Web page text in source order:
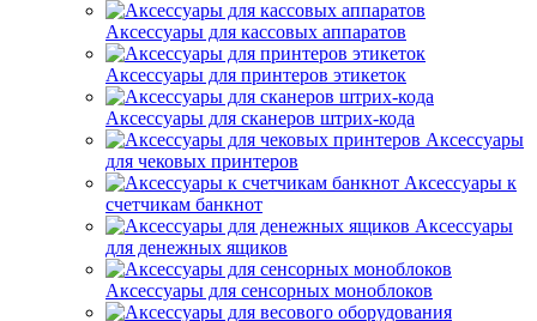
Аксессуары для кассовых аппаратов
Аксессуары для принтеров этикеток
Аксессуары для сканеров штрих-кода
Аксессуары
для чековых принтеров
Аксессуары к
счетчикам банкнот
Аксессуары
для денежных ящиков
Аксессуары для сенсорных моноблоков